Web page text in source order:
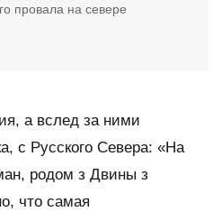
провала на севере
а вслед за ними
с Русского Севера: «На
родом з Двины з
что самая